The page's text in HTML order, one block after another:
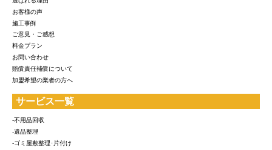
お客様の声
施工事例
ご意見・ご感想
料金プラン
お問い合わせ
賠償責任補償について
加盟希望の業者の方へ
サービス一覧
-不用品回収
-遺品整理
-ゴミ屋敷整理･片付け